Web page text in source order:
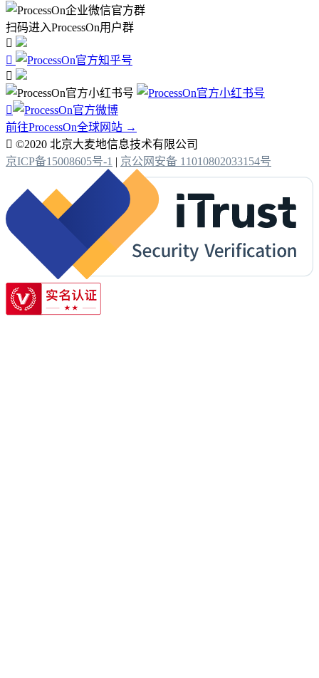
扫码进入ProcessOn用户群




前往ProcessOn全球网站 →
 ©2020 北京大麦地信息技术有限公司
京ICP备15008605号-1 | 京公网安备 11010802033154号